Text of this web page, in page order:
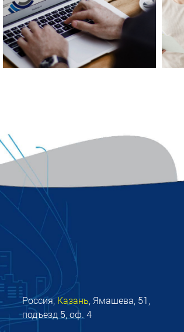
Россия, Казань , Ямашева, 51,
подъезд 5, оф. 4